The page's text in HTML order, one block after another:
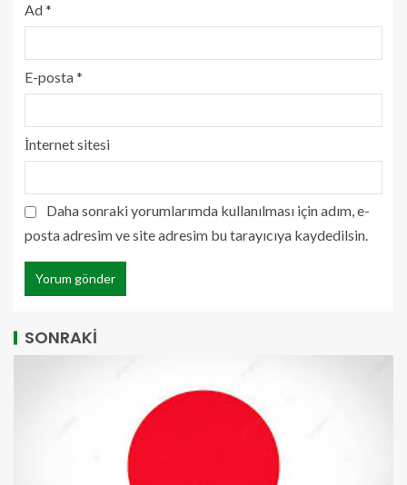
Ad*
E-posta*
İnternet sitesi
Daha sonraki yorumlarımda kullanılması için adım, e-
posta adresim ve site adresim bu tarayıcıya kaydedilsin.
SONRAKİ